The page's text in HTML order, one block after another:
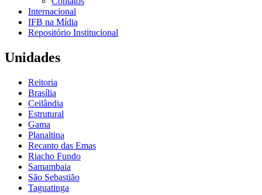
Internacional
IFB na Mídia
Repositório Institucional
Unidades
Reitoria
Brasília
Ceilândia
Estrutural
Gama
Planaltina
Recanto das Emas
Riacho Fundo
Samambaia
São Sebastião
Taguatinga